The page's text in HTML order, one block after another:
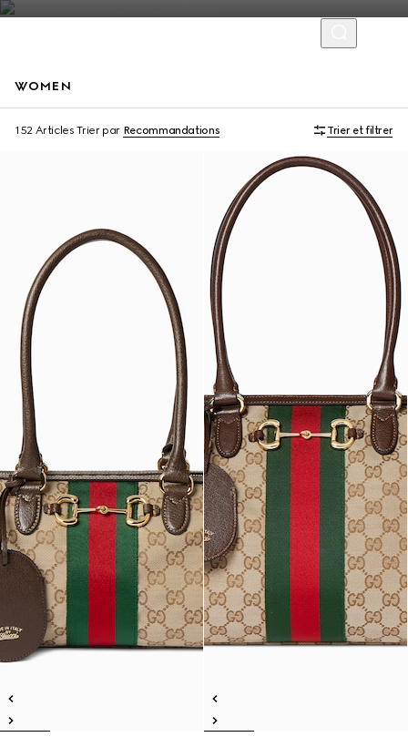
WOMEN
152 Articles Trier par Recommandations Trier et filtrer
À personnaliser avec vos initiales À personnaliser avec vos initiales